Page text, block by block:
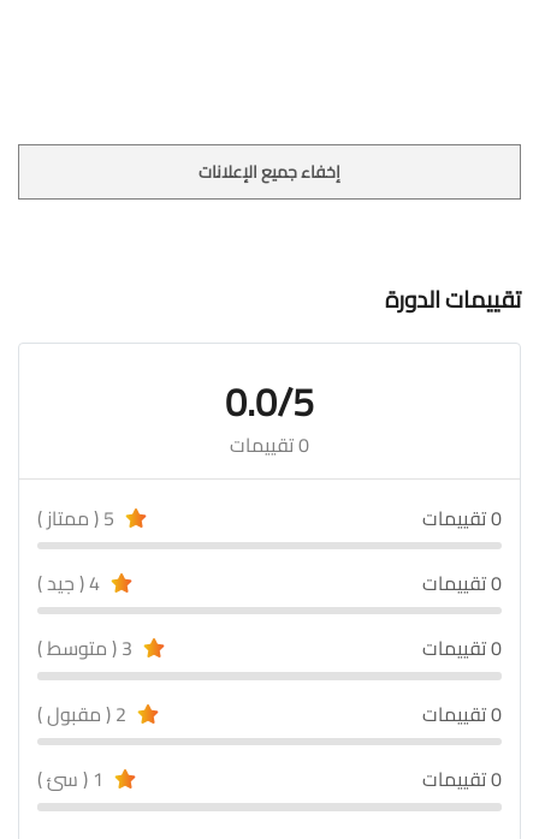
إخفاء جميع الإعلانات
تقييمات الدورة
0.0/5
0 تقييمات
0 تقييمات
0 تقييمات
0 تقييمات
0 تقييمات
0 تقييمات